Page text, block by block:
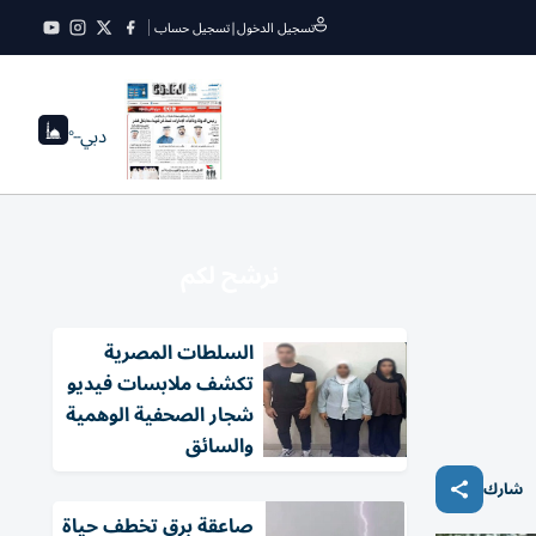
تسجيل الدخول|تسجيل حساب
دبي--°
شارك
السلطات المصرية
تكشف ملابسات فيديو
شجار الصحفية الوهمية
والسائق
صاعقة برق تخطف حياة